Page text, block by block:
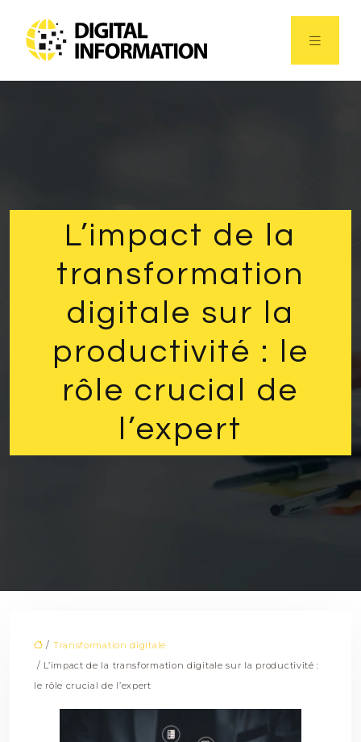
L’impact de la
transformation
digitale sur la
productivité : le
rôle crucial de
l’expert
/ Transformation digitale
/ L’impact de la transformation digitale sur la productivité :
le rôle crucial de l’expert